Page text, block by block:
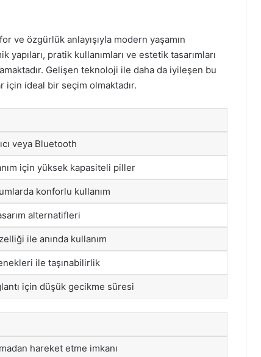
ve özgürlük anlayışıyla modern yaşamın
pratik kullanımları ve estetik tasarımları
Gelişen teknoloji ile daha da iyileşen bu
için ideal bir seçim olmaktadır.
veya Bluetooth
için yüksek kapasiteli piller
konforlu kullanım
alternatifleri
ile anında kullanım
ile taşınabilirlik
için düşük gecikme süresi
hareket etme imkanı